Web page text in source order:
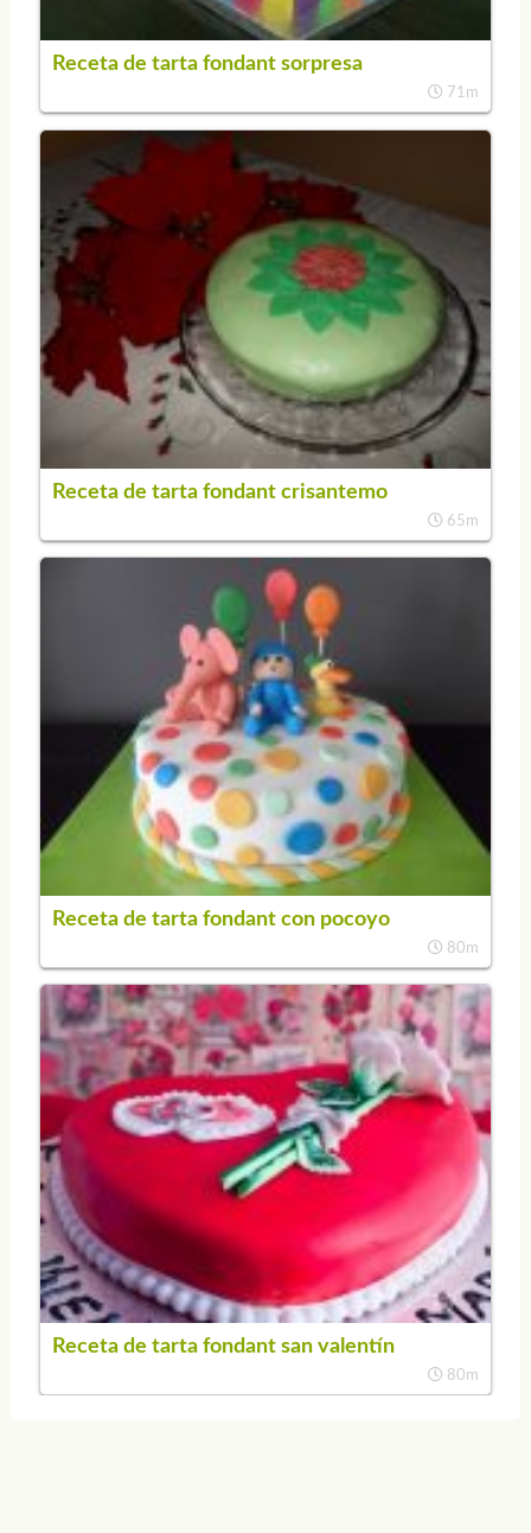
Receta de tarta fondant sorpresa
71m
Receta de tarta fondant crisantemo
65m
Receta de tarta fondant con pocoyo
80m
Receta de tarta fondant san valentín
80m